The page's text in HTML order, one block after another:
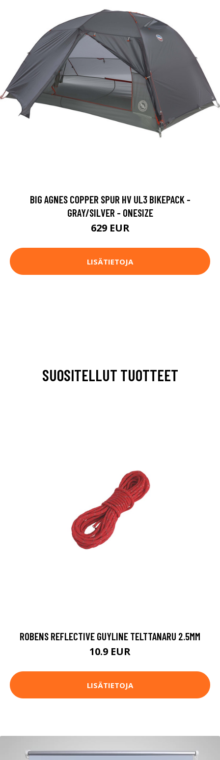
BIG AGNES COPPER SPUR HV UL3 BIKEPACK -
GRAY/SILVER - ONESIZE
629 EUR
LISÄTIETOJA
SUOSITELLUT TUOTTEET
ROBENS REFLECTIVE GUYLINE TELTTANARU 2.5MM
10.9 EUR
LISÄTIETOJA